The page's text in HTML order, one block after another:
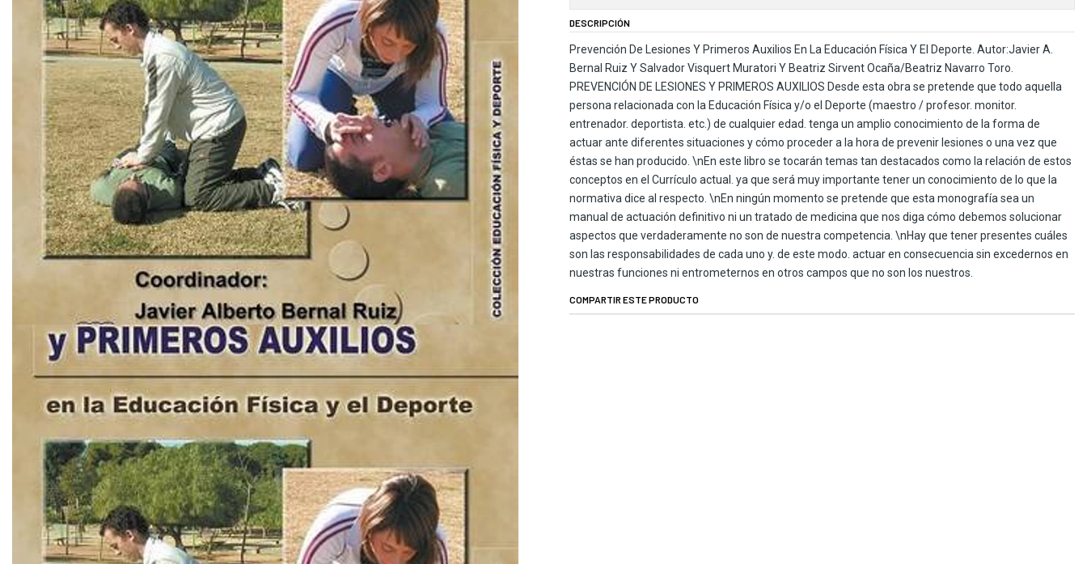
DESCRIPCIÓN
Prevención De Lesiones Y Primeros Auxilios En La Educación Física Y El Deporte. Autor:Javier A.
Bernal Ruiz Y Salvador Visquert Muratori Y Beatriz Sirvent Ocaña/Beatriz Navarro Toro.
PREVENCIÓN DE LESIONES Y PRIMEROS AUXILIOS Desde esta obra se pretende que todo aquella
persona relacionada con la Educación Física y/o el Deporte (maestro / profesor. monitor.
entrenador. deportista. etc.) de cualquier edad. tenga un amplio conocimiento de la forma de
actuar ante diferentes situaciones y cómo proceder a la hora de prevenir lesiones o una vez que
éstas se han producido. \nEn este libro se tocarán temas tan destacados como la relación de estos
conceptos en el Currículo actual. ya que será muy importante tener un conocimiento de lo que la
normativa dice al respecto. \nEn ningún momento se pretende que esta monografía sea un
manual de actuación definitivo ni un tratado de medicina que nos diga cómo debemos solucionar
aspectos que verdaderamente no son de nuestra competencia. \nHay que tener presentes cuáles
son las responsabilidades de cada uno y. de este modo. actuar en consecuencia sin excedernos en
nuestras funciones ni entrometernos en otros campos que no son los nuestros.
COMPARTIR ESTE PRODUCTO